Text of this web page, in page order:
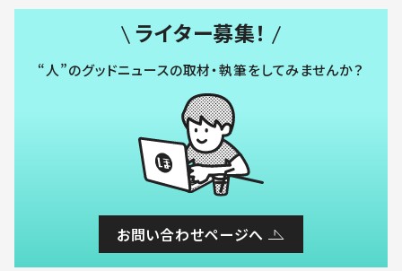
ライター募集！
“人”のグッドニュースの取材・執筆をしてみませんか？
お問い合わせページへ